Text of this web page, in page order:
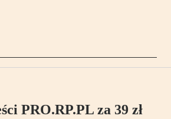
PRO.RP.PL za 39 zł